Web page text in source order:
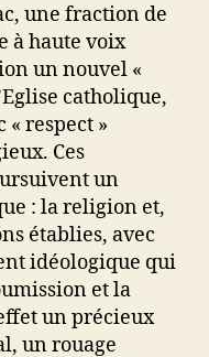
une fraction de
à haute voix
un nouvel «
catholique,
respect »
Ces
un
: la religion et,
établies, avec
idéologique qui
et la
un précieux
un rouage